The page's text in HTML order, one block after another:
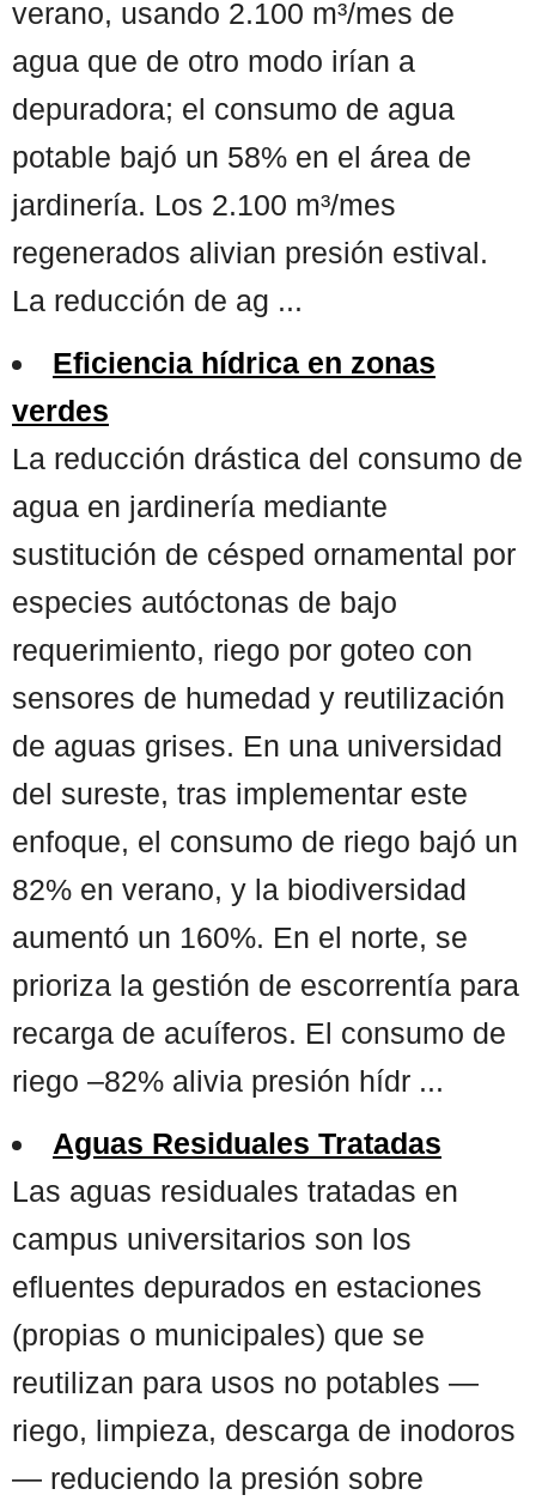
verano, usando 2.100 m³/mes de
agua que de otro modo irían a
depuradora; el consumo de agua
potable bajó un 58% en el área de
jardinería. Los 2.100 m³/mes
regenerados alivian presión estival.
La reducción de ag ...
Eficiencia hídrica en zonas
verdes
La reducción drástica del consumo de
agua en jardinería mediante
sustitución de césped ornamental por
especies autóctonas de bajo
requerimiento, riego por goteo con
sensores de humedad y reutilización
de aguas grises. En una universidad
del sureste, tras implementar este
enfoque, el consumo de riego bajó un
82% en verano, y la biodiversidad
aumentó un 160%. En el norte, se
prioriza la gestión de escorrentía para
recarga de acuíferos. El consumo de
riego –82% alivia presión hídr ...
Aguas Residuales Tratadas
Las aguas residuales tratadas en
campus universitarios son los
efluentes depurados en estaciones
(propias o municipales) que se
reutilizan para usos no potables —
riego, limpieza, descarga de inodoros
— reduciendo la presión sobre